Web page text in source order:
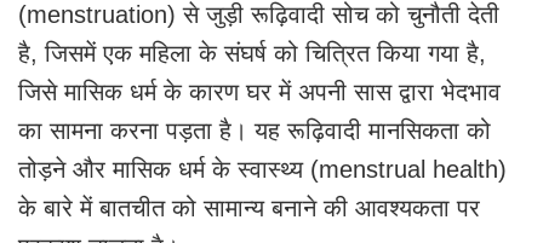
(menstruation) से जुड़ी रूढ़िवादी सोच को चुनौती देती
है, जिसमें एक महिला के संघर्ष को चित्रित किया गया है,
जिसे मासिक धर्म के कारण घर में अपनी सास द्वारा भेदभाव
का सामना करना पड़ता है। यह रूढ़िवादी मानसिकता को
तोड़ने और मासिक धर्म के स्वास्थ्य (menstrual health)
के बारे में बातचीत को सामान्य बनाने की आवश्यकता पर